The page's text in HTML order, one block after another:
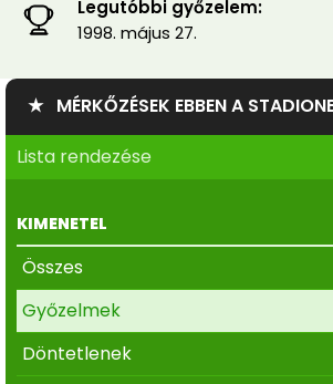
Legutóbbi győzelem:
1998. május 27.
★ MÉRKŐZÉSEK EBBEN A
Lista rendezése
KIMENETEL
Összes
Győzelmek
Döntetlenek